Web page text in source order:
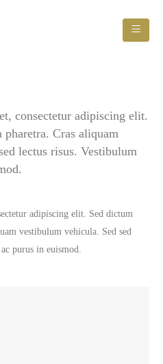
consectetur adipiscing elit.
pharetra. Cras aliquam
lectus risus. Vestibulum
adipiscing elit. Sed dictum
vestibulum vehicula. Sed sed
purus in euismod.